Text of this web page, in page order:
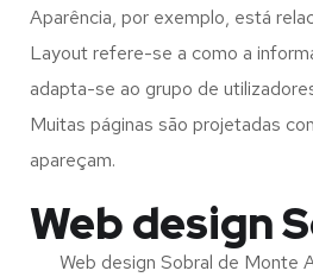
Aparência, por exemplo, está
Layout refere-se a como a
adapta-se ao grupo de
Muitas páginas são projetadas
apareçam.
Web design
Web design Sobral de Monte